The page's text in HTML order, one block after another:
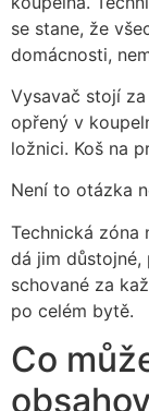
se stane, že
domácnosti,
Vysavač stojí
opřený v
ložnici. Koš na
Není to otázka
Technická zóna
dá jim
schované za
po celém bytě.
Co